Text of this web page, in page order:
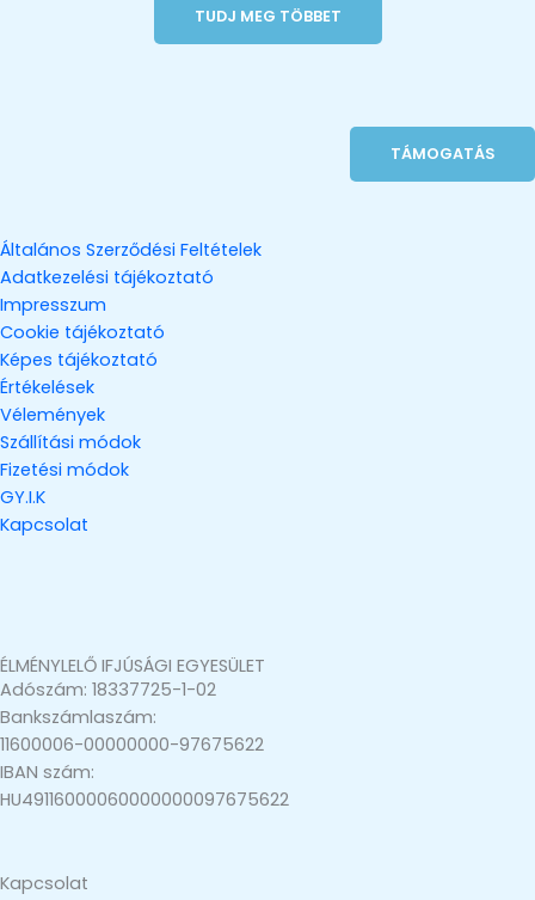
TUDJ MEG TÖBBET
TÁMOGATÁS
Általános Szerződési Feltételek
Adatkezelési tájékoztató
Impresszum
Cookie tájékoztató
Képes tájékoztató
Értékelések
Vélemények
Szállítási módok
Fizetési módok
GY.I.K
Kapcsolat
ÉLMÉNYLELŐ IFJÚSÁGI EGYESÜLET
Adószám: 18337725-1-02
Bankszámlaszám:
11600006-00000000-97675622
IBAN szám:
HU49116000060000000097675622
Kapcsolat